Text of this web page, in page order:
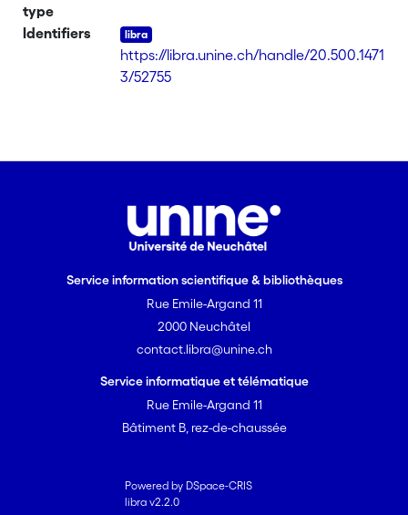
type
Identifiers
https://libra.unine.ch/handle/20.500.1471
3/52755
Service information scientifique & bibliothèques
Rue Emile-Argand 11
2000 Neuchâtel
contact.libra@unine.ch
Service informatique et télématique
Rue Emile-Argand 11
Bâtiment B, rez-de-chaussée
Powered by DSpace-CRIS
libra v2.2.0